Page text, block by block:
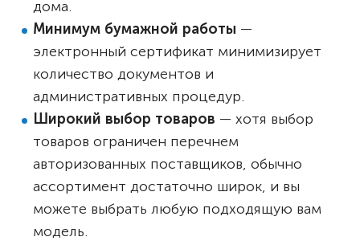
дома.
Минимум бумажной работы —
электронный сертификат минимизирует
количество документов и
административных процедур.
Широкий выбор товаров — хотя выбор
товаров ограничен перечнем
авторизованных поставщиков, обычно
ассортимент достаточно широк, и вы
можете выбрать любую подходящую вам
модель.